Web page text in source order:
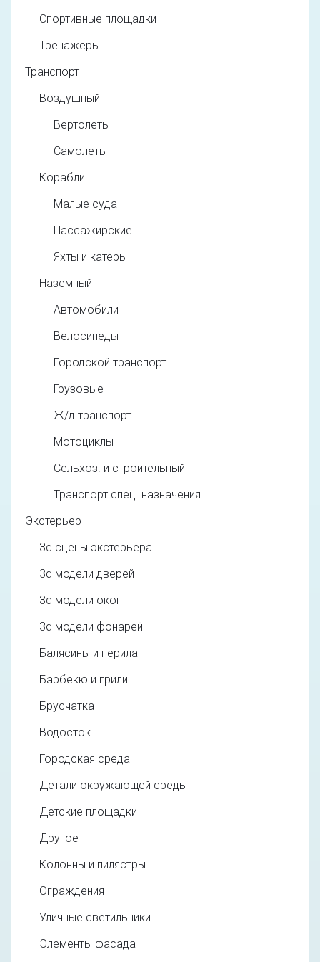
Спортивные площадки
Тренажеры
Транспорт
Воздушный
Вертолеты
Самолеты
Корабли
Малые суда
Пассажирские
Яхты и катеры
Наземный
Автомобили
Велосипеды
Городской транспорт
Грузовые
Ж/д транспорт
Мотоциклы
Сельхоз. и строительный
Транспорт спец. назначения
Экстерьер
3d cцены экстерьера
3d модели дверей
3d модели окон
3d модели фонарей
Балясины и перила
Барбекю и грили
Брусчатка
Водосток
Городская среда
Детали окружающей среды
Детские площадки
Другое
Колонны и пилястры
Ограждения
Уличные светильники
Элементы фасада